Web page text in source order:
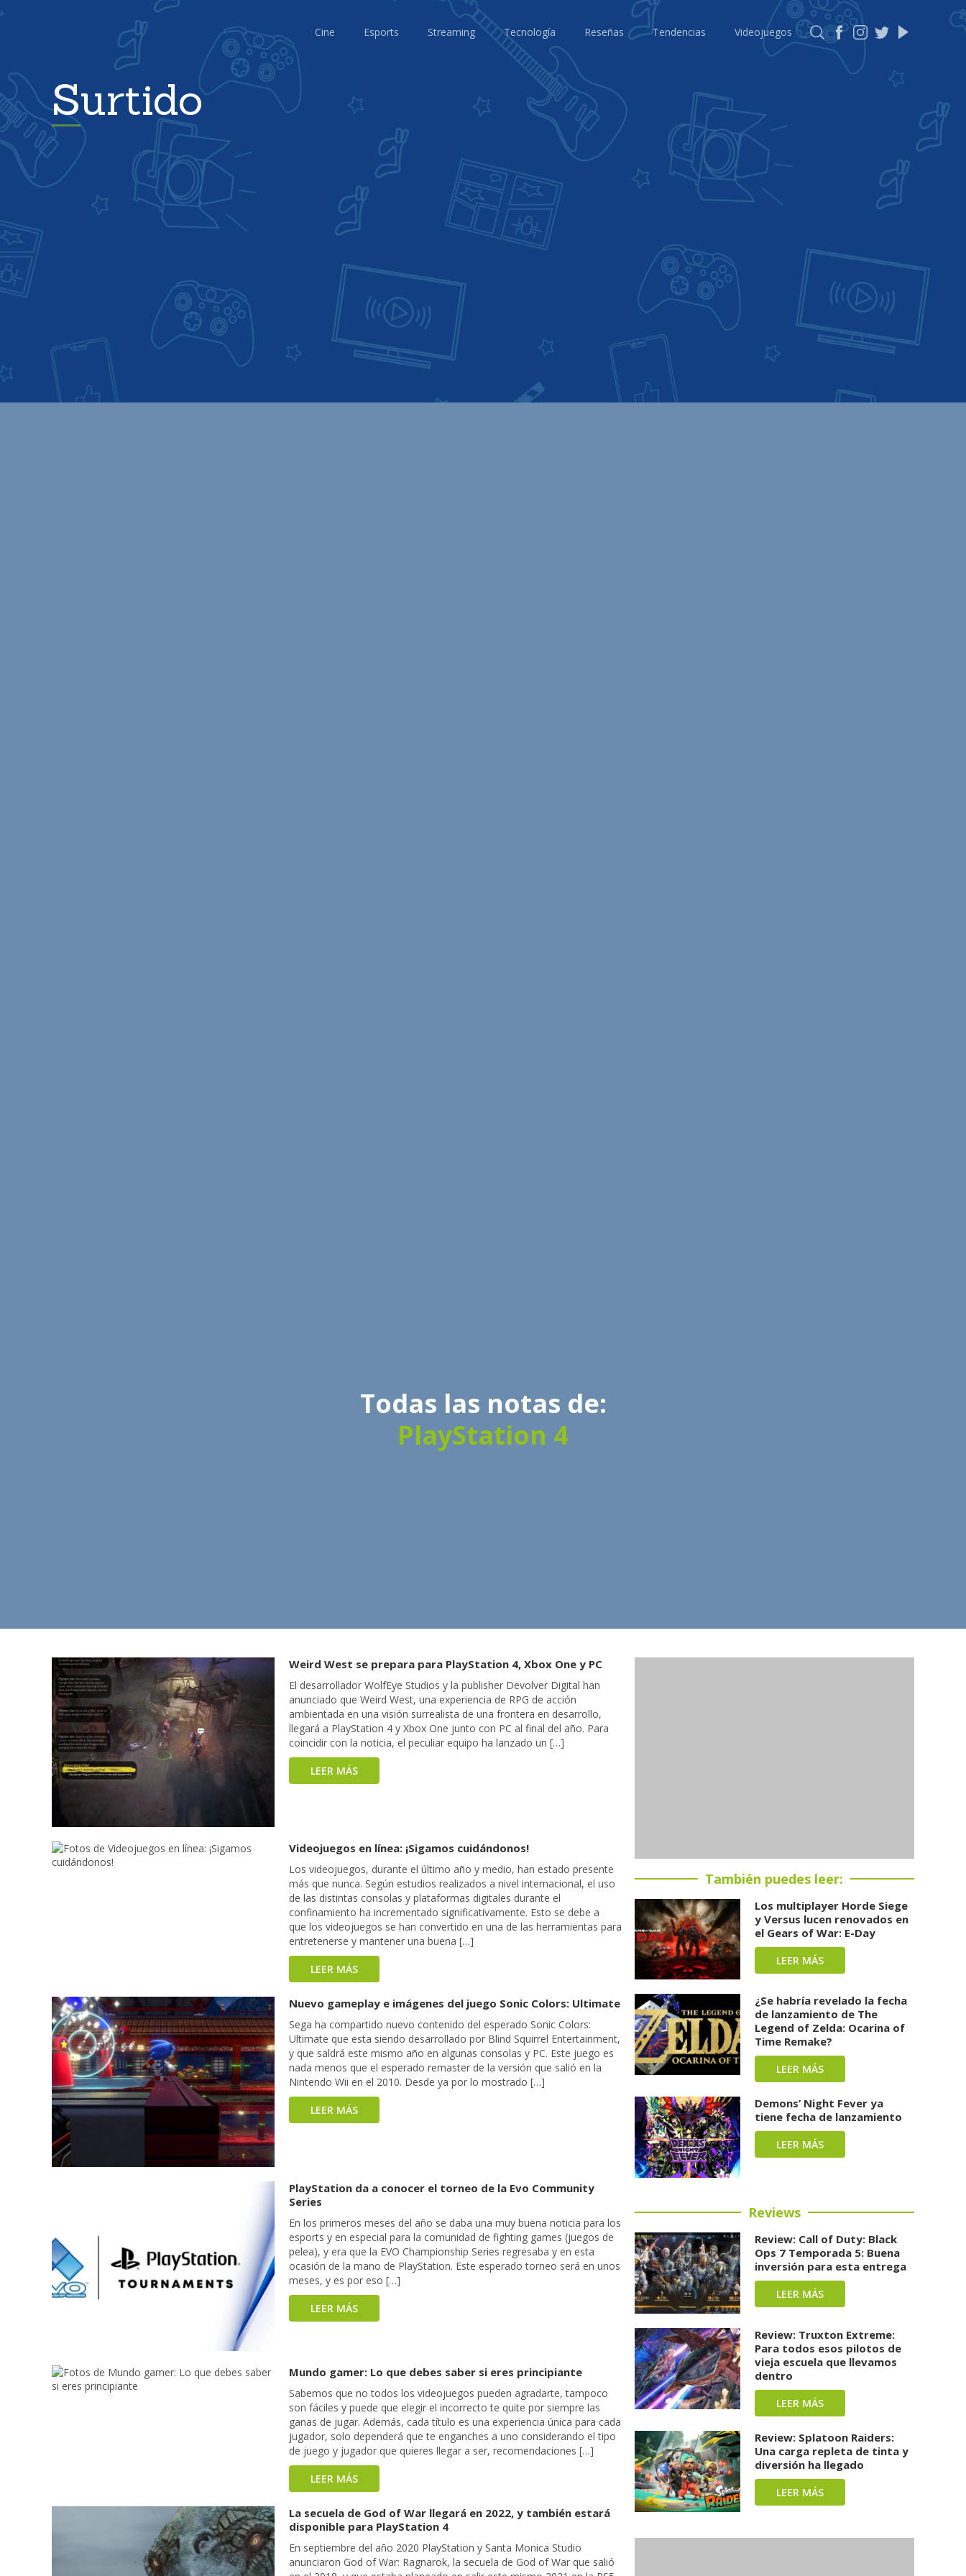
Cine Esports Streaming Tecnología Reseñas Tendencias Videojuegos
Surtido
Todas las notas de:
PlayStation 4
Weird West se prepara para PlayStation 4, Xbox One y PC
El desarrollador WolfEye Studios y la publisher Devolver Digital han
anunciado que Weird West, una experiencia de RPG de acción
ambientada en una visión surrealista de una frontera en desarrollo,
llegará a PlayStation 4 y Xbox One junto con PC al final del año. Para
coincidir con la noticia, el peculiar equipo ha lanzado un […]
LEER MÁS
Videojuegos en línea: ¡Sigamos cuidándonos!
Los videojuegos, durante el último año y medio, han estado presente
más que nunca. Según estudios realizados a nivel internacional, el uso
de las distintas consolas y plataformas digitales durante el
confinamiento ha incrementado significativamente. Esto se debe a
que los videojuegos se han convertido en una de las herramientas para
entretenerse y mantener una buena […]
LEER MÁS
Nuevo gameplay e imágenes del juego Sonic Colors: Ultimate
Sega ha compartido nuevo contenido del esperado Sonic Colors:
Ultimate que esta siendo desarrollado por Blind Squirrel Entertainment,
y que saldrá este mismo año en algunas consolas y PC. Este juego es
nada menos que el esperado remaster de la versión que salió en la
Nintendo Wii en el 2010. Desde ya por lo mostrado […]
LEER MÁS
PlayStation da a conocer el torneo de la Evo Community
Series
En los primeros meses del año se daba una muy buena noticia para los
esports y en especial para la comunidad de fighting games (juegos de
pelea), y era que la EVO Championship Series regresaba y en esta
ocasión de la mano de PlayStation. Este esperado torneo será en unos
meses, y es por eso […]
LEER MÁS
Mundo gamer: Lo que debes saber si eres principiante
Sabemos que no todos los videojuegos pueden agradarte, tampoco
son fáciles y puede que elegir el incorrecto te quite por siempre las
ganas de jugar. Además, cada título es una experiencia única para cada
jugador, solo dependerá que te enganches a uno considerando el tipo
de juego y jugador que quieres llegar a ser, recomendaciones […]
LEER MÁS
La secuela de God of War llegará en 2022, y también estará
disponible para PlayStation 4
En septiembre del año 2020 PlayStation y Santa Monica Studio
anunciaron God of War: Ragnarok, la secuela de God of War que salió
También puedes leer:
Los multiplayer Horde Siege
y Versus lucen renovados en
el Gears of War: E-Day
LEER MÁS
¿Se habría revelado la fecha
de lanzamiento de The
Legend of Zelda: Ocarina of
Time Remake?
LEER MÁS
Demons’ Night Fever ya
tiene fecha de lanzamiento
LEER MÁS
Reviews
Review: Call of Duty: Black
Ops 7 Temporada 5: Buena
inversión para esta entrega
LEER MÁS
Review: Truxton Extreme:
Para todos esos pilotos de
vieja escuela que llevamos
dentro
LEER MÁS
Review: Splatoon Raiders:
Una carga repleta de tinta y
diversión ha llegado
LEER MÁS